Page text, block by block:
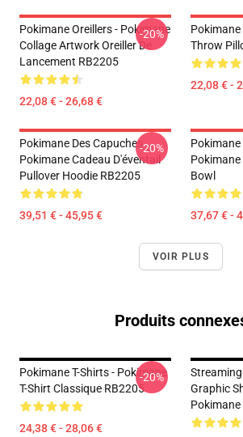
Pokimane Oreillers - Pokimane
Collage Artwork Oreiller De
Lancement RB2205
22,08 € - 26,68 €
-20%
Throw
22,08 € -
Pokimane Des Capuches...
Pokimane Cadeau D'éventail
Pullover Hoodie RB2205
39,51 € - 45,95 €
-20%
Pokimane
Bowl
37,67 € -
VOIR PLUS
Produits
Pokimane T-Shirts - Pokimane
T-Shirt Classique RB2205
24,38 € - 28,06 €
-20%
Graphic
Pokimane